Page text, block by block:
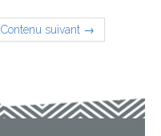
Contenu suivant →